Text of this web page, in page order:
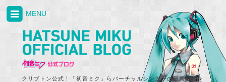
クリプトン公式！「初音ミク」らバーチャルシンガーの最新情報を
MENU